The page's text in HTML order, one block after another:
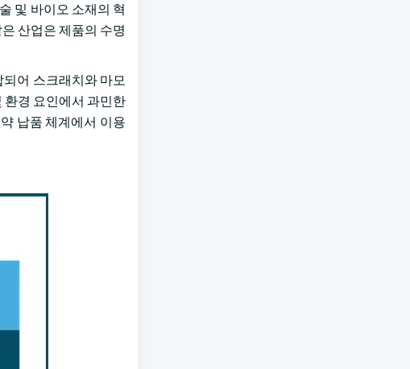
및 바이오 소재의 혁
산업은 제품의 수명
어 스크래치와 마모
환경 요인에서 과민한
납품 체계에서 이용